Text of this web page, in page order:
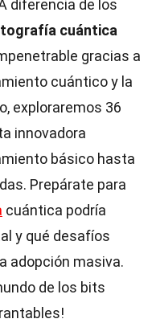
diferencia de los
cuántica
gracias a
cuántico y la
exploraremos 36
innovadora
básico hasta
Prepárate para
cuántica podría
y qué desafíos
adopción masiva.
de los bits